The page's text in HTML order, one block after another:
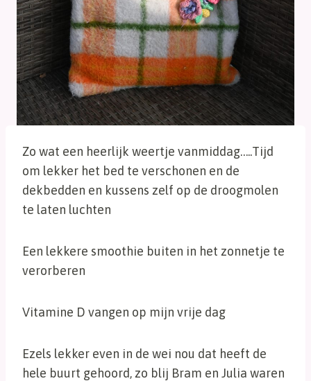
Zo wat een heerlijk weertje vanmiddag…..Tijd
om lekker het bed te verschonen en de
dekbedden en kussens zelf op de droogmolen
te laten luchten
Een lekkere smoothie buiten in het zonnetje te
verorberen
Vitamine D vangen op mijn vrije dag
Ezels lekker even in de wei nou dat heeft de
hele buurt gehoord, zo blij Bram en Julia waren